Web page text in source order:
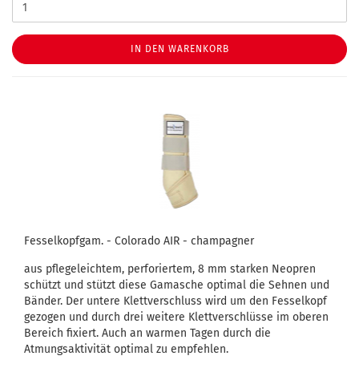
IN DEN WARENKORB
Fesselkopfgam. - Colorado AIR - champagner
aus pflegeleichtem, perforiertem, 8 mm starken Neopren
schützt und stützt diese Gamasche optimal die Sehnen und
Bänder. Der untere Klettverschluss wird um den Fesselkopf
gezogen und durch drei weitere Klettverschlüsse im oberen
Bereich fixiert. Auch an warmen Tagen durch die
Atmungsaktivität optimal zu empfehlen.